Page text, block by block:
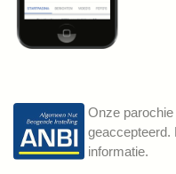
Onze
geaccepteerd.
informatie.